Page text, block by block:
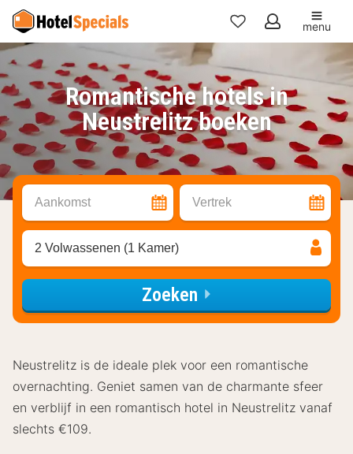
Mijn
favorieten
menu
Romantische hotels in
Neustrelitz boeken
Aankomst Vertrek
2 Volwassenen (1 Kamer)
Zoeken
Neustrelitz is de ideale plek voor een romantische
overnachting. Geniet samen van de charmante sfeer
en verblijf in een romantisch hotel in Neustrelitz vanaf
slechts €109.